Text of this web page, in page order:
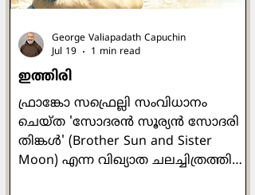
അടികൊണ
ഇത്തിരി
ഫ്രാങ്കോ സഫ്രെല്ലി സംവിധാനം
ചെയ്ത 'സോദരൻ സൂര്യൻ സോദരി
തിങ്കൾ' (Brother Sun and Sister
Moon) എന്ന വിഖ്യാത ചലച്ചിത്രത്തിൽ
George Valiapadath Capuchin
Jul 19
1 min read